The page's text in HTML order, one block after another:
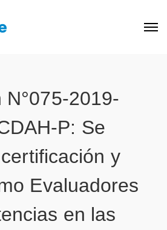
N°075-2019-
P: Se
y
Evaluadores
en las